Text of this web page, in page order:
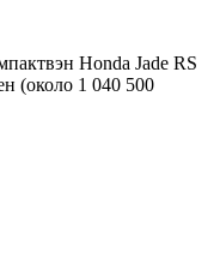
Honda Jade RS
(около 1 040 500